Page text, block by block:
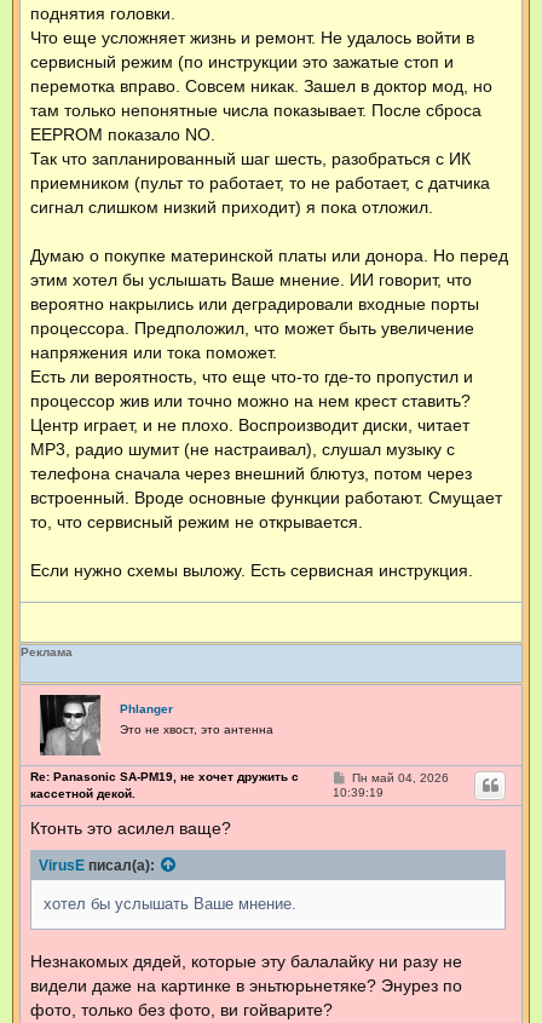
поднятия головки.
Что еще усложняет жизнь и ремонт. Не удалось войти в
сервисный режим (по инструкции это зажатые стоп и
перемотка вправо. Совсем никак. Зашел в доктор мод, но
там только непонятные числа показывает. После сброса
EEPROM показало NO.
Так что запланированный шаг шесть, разобраться с ИК
приемником (пульт то работает, то не работает, с датчика
сигнал слишком низкий приходит) я пока отложил.
Думаю о покупке материнской платы или донора. Но перед
этим хотел бы услышать Ваше мнение. ИИ говорит, что
вероятно накрылись или деградировали входные порты
процессора. Предположил, что может быть увеличение
напряжения или тока поможет.
Есть ли вероятность, что еще что-то где-то пропустил и
процессор жив или точно можно на нем крест ставить?
Центр играет, и не плохо. Воспроизводит диски, читает
MP3, радио шумит (не настраивал), слушал музыку с
телефона сначала через внешний блютуз, потом через
встроенный. Вроде основные функции работают. Смущает
то, что сервисный режим не открывается.
Если нужно схемы выложу. Есть сервисная инструкция.
Реклама
Phlanger
Это не хвост, это антенна
Re: Panasonic SA-PM19, не хочет дружить с
кассетной декой.
С
о
о
е
и
Пн май 04, 2026
10:39:19
Ктонть это асилел ваще?
VirusE писал(а):
хотел бы услышать Ваше мнение.
Незнакомых дядей, которые эту балалайку ни разу не
видели даже на картинке в эньтюрьнетяке? Энурез по
фото, только без фото, ви гойварите?